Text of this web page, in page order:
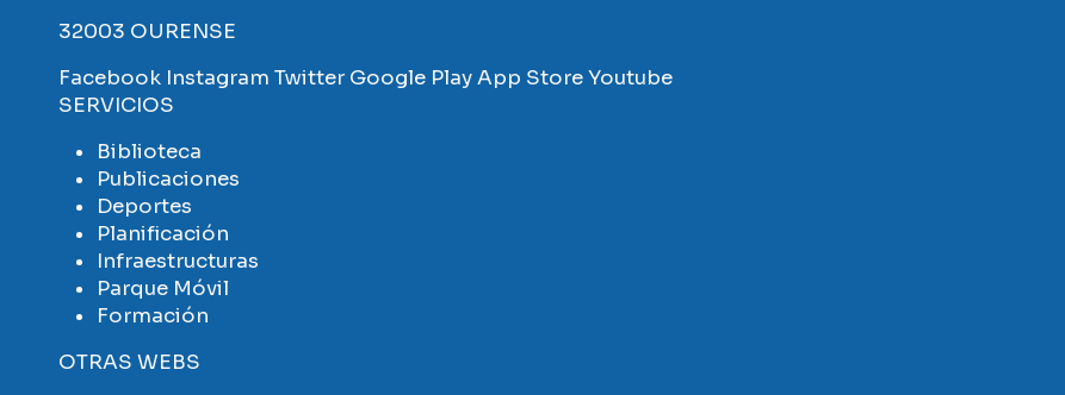
32003 OURENSE
Facebook Instagram Twitter Google PlayApp StoreYoutube
SERVICIOS
Biblioteca
Publicaciones
Deportes
Planificación
Infraestructuras
Parque Móvil
Formación
OTRAS WEBS